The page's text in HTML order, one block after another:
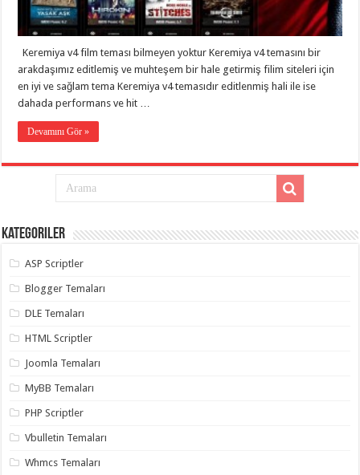
taşımacılık,
gaziantep
evden
taşımacılık,
gaziantep
taşımacılık,
gaziantep
evden
taşımacılık,
gaziantep
asansörlü
gaziantep
eve
gaziantep
gaziantep
gaziantep
organizasyon
gaziantep
organizasyon
gaziantep
organizasyon,
gaziantep
organizasyon,
gaziantep
palyaço
Keremiya v4 film teması bilmeyen yoktur Keremiya v4 temasını bir
arakdaşımız editlemiş ve muhteşem bir hale getirmiş filim siteleri için
en iyi ve sağlam tema Keremiya v4 temasıdır editlenmiş hali ile ise
dahada performans ve hit …
Devamını Gör »
Kategoriler
ASP Scriptler
Blogger Temaları
DLE Temaları
HTML Scriptler
Joomla Temaları
MyBB Temaları
PHP Scriptler
Vbulletin Temaları
Whmcs Temaları